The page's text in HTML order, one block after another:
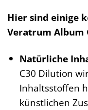
Hier sind einige
Veratrum Album
Natürliche
C30 Dilution
Inhaltsstoffen
künstlichen